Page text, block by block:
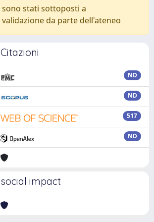
sono stati sottoposti a
validazione da parte dell'ateneo
Citazioni
ND
ND
517
ND
social impact